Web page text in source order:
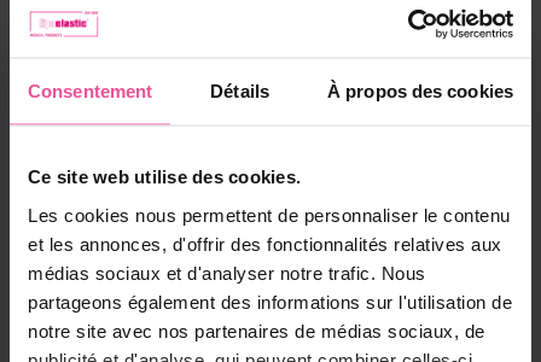
Consentement Détails À propos des cookies
Ce site web utilise des cookies.
Les cookies nous permettent de personnaliser le contenu
et les annonces, d'offrir des fonctionnalités relatives aux
médias sociaux et d'analyser notre trafic. Nous
partageons également des informations sur l'utilisation de
notre site avec nos partenaires de médias sociaux, de
Beige
Noir
Taille: XS
En stock
Choisissez la bonne taille